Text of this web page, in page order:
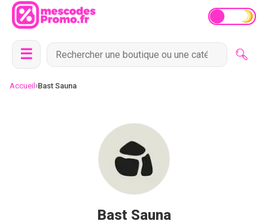
☰
Accueil ›Bast Sauna
Bast Sauna